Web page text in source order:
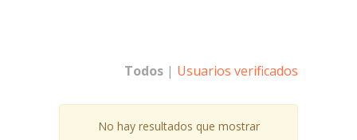
Todos | Usuarios verificados
No hay resultados que mostrar